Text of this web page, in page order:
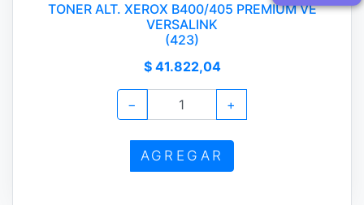
TONER ALT. XEROX B400/405 PREMIUM VE
VERSALINK
(423)
$ 41.822,04
− +
AGREGAR